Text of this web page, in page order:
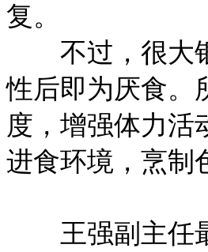
复。
不过，很大银
性后即为厌食。
度，增强体力活
进食环境，烹制
王强副主任最